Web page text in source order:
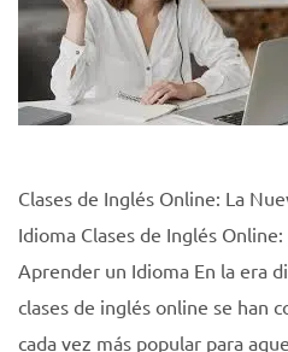
Clases de Inglés Online: La
Idioma Clases de Inglés
Aprender un Idioma En la era
clases de inglés online se han
cada vez más popular para